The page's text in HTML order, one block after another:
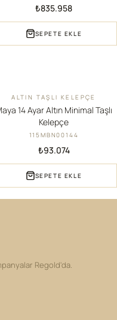
₺835.958
SEPETE EKLE
YENI
ALTIN TAŞLI KELEPÇE
14 Ayar Altın Minimal Taşlı
Kelepçe
115MBN00144
₺93.074
SEPETE EKLE
Regold'da.